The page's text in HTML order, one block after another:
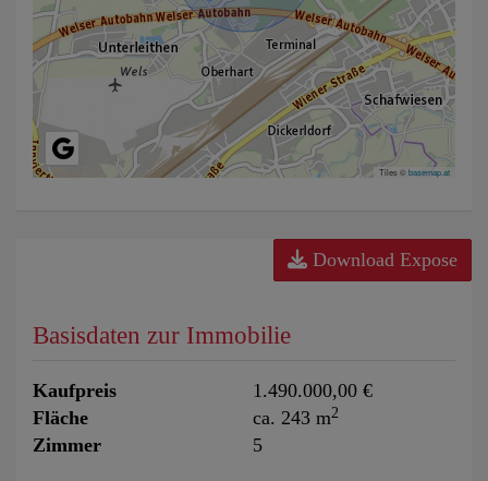
Tiles ©basemap.at
Download Expose
Basisdaten zur Immobilie
Kaufpreis
1.490.000,00 €
Fläche
ca. 243 m2
Zimmer 5